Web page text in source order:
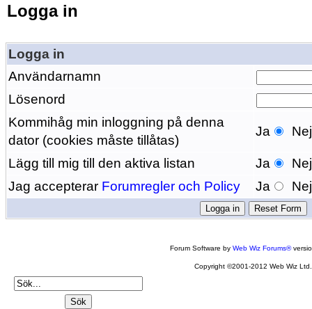
Logga in
Logga in
Användarnamn
Lösenord
Kommihåg min inloggning på denna
dator (cookies måste tillåtas)
Ja Nej
Lägg till mig till den aktiva listan Ja
Nej
Jag accepterar Forumregler och Policy Ja Nej
Forum Software byWeb Wiz Forums®
Copyright ©2001-2012 Web Wiz Ltd.